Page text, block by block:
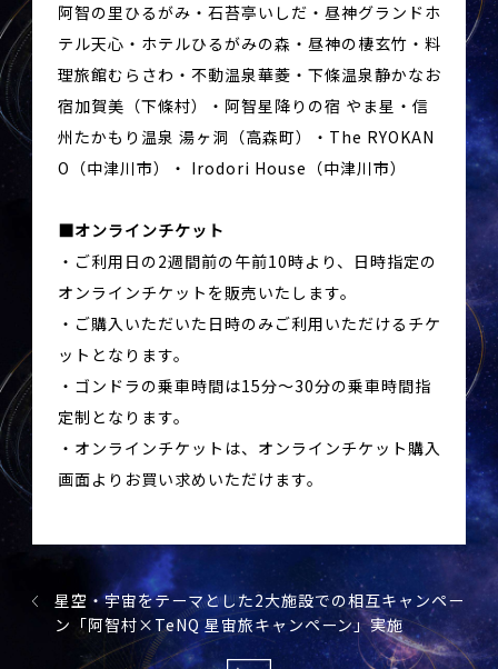
阿智の里ひるがみ・石苔亭いしだ・昼神グランドホ
テル天心・ホテルひるがみの森・昼神の棲玄竹・料
理旅館むらさわ・不動温泉華菱・下條温泉静かなお
宿加賀美（下條村）・阿智星降りの宿 やま星・信
州たかもり温泉 湯ヶ洞（高森町）・The RYOKAN
O（中津川市）・ Irodori House（中津川市）
オンラインチケット
・ご利用日の2週間前の午前10時より、日時指定の
オンラインチケットを販売いたします。
・ご購入いただいた日時のみご利用いただけるチケ
ットとなります。
・ゴンドラの乗車時間は15分～30分の乗車時間指
定制となります。
・オンラインチケットは、オンラインチケット購入
画面よりお買い求めいただけます。
星空・宇宙をテーマとした2大施設での相互キャンペー
ン「阿智村×TeNQ 星宙旅キャンペーン」実施